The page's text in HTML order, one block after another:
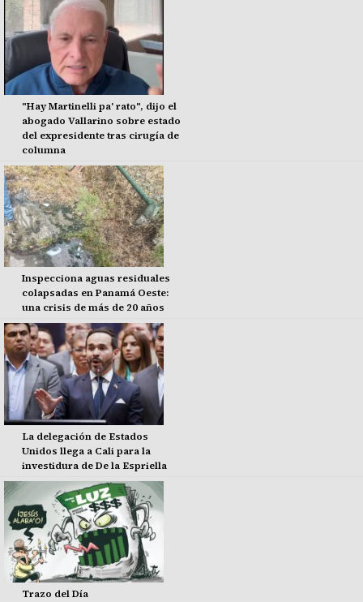
"Hay Martinelli pa' rato", dijo el
abogado Vallarino sobre estado
del expresidente tras cirugía de
columna
Inspecciona aguas residuales
colapsadas en Panamá Oeste:
una crisis de más de 20 años
La delegación de Estados
Unidos llega a Cali para la
investidura de De la Espriella
Trazo del Día